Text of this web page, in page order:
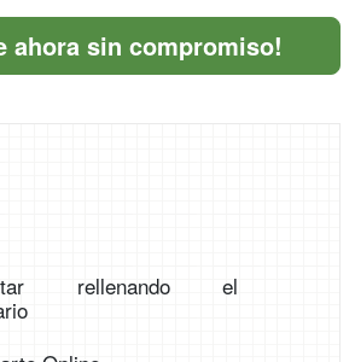
ahora sin compromiso!
rellenando el